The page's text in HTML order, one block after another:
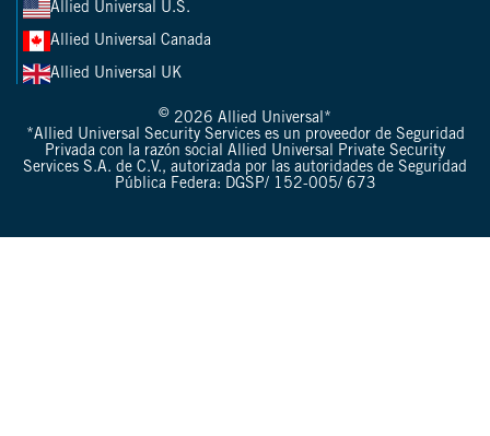
Allied Universal U.S.
Allied Universal Canada
Allied Universal UK
© 2026 Allied Universal*
*Allied Universal Security Services es un proveedor de Seguridad
Privada con la razón social Allied Universal Private Security
Services S.A. de C.V., autorizada por las autoridades de Seguridad
Pública Federa: DGSP/ 152-005/ 673